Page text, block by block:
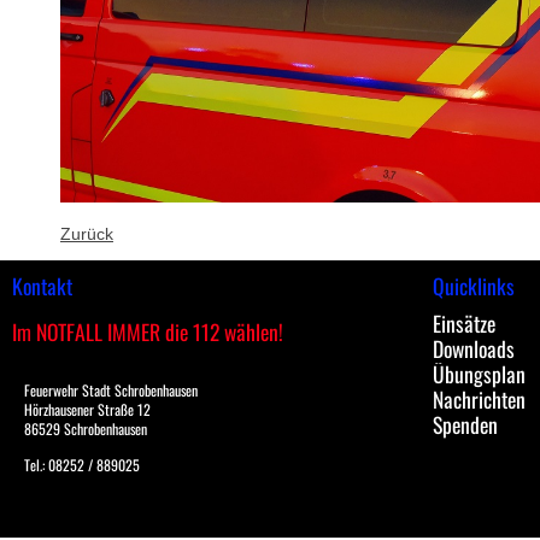
Zurück
Kontakt
Im NOTFALL IMMER die 112 wählen!
Feuerwehr Stadt Schrobenhausen
Hörzhausener Straße 12
86529 Schrobenhausen
Tel.: 08252 / 889025
Quicklinks
Einsätze
Downloads
Übungsplan
Nachrichten
Spenden